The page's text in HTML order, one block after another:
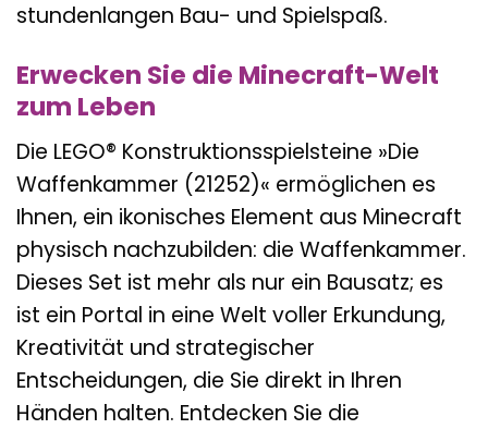
stundenlangen Bau- und Spielspaß.
Erwecken Sie die Minecraft-Welt
zum Leben
Die LEGO® Konstruktionsspielsteine »Die
Waffenkammer (21252)« ermöglichen es
Ihnen, ein ikonisches Element aus Minecraft
physisch nachzubilden: die Waffenkammer.
Dieses Set ist mehr als nur ein Bausatz; es
ist ein Portal in eine Welt voller Erkundung,
Kreativität und strategischer
Entscheidungen, die Sie direkt in Ihren
Händen halten. Entdecken Sie die